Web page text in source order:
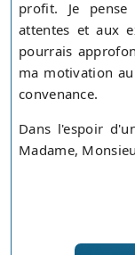
profit. Je
attentes et aux
pourrais
ma motivation
convenance.
Dans l'espoir
Madame,